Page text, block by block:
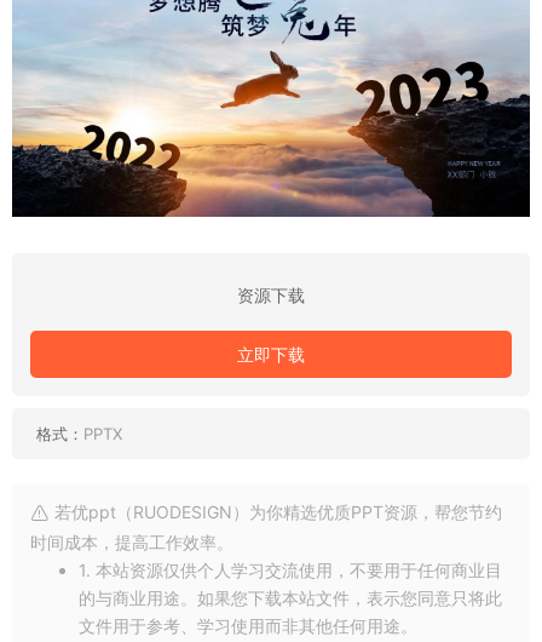
资源下载
立即下载
格式： PPTX
若优ppt（RUODESIGN）为你精选优质PPT资源，帮您节约
时间成本，提高工作效率。
1. 本站资源仅供个人学习交流使用，不要用于任何商业目
的与商业用途。如果您下载本站文件，表示您同意只将此
文件用于参考、学习使用而非其他任何用途。